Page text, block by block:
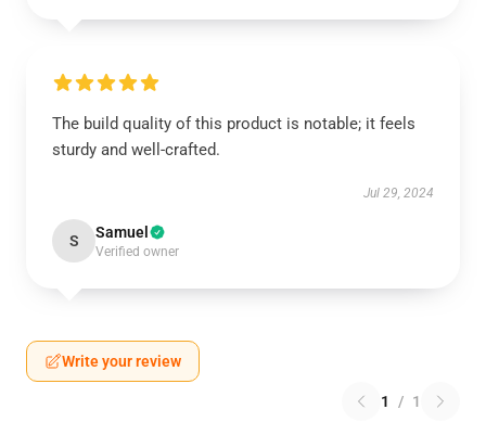
The build quality of this product is notable; it feels
sturdy and well-crafted.
Jul 29, 2024
S Samuel
Verified owner
Write your review
1 / 1